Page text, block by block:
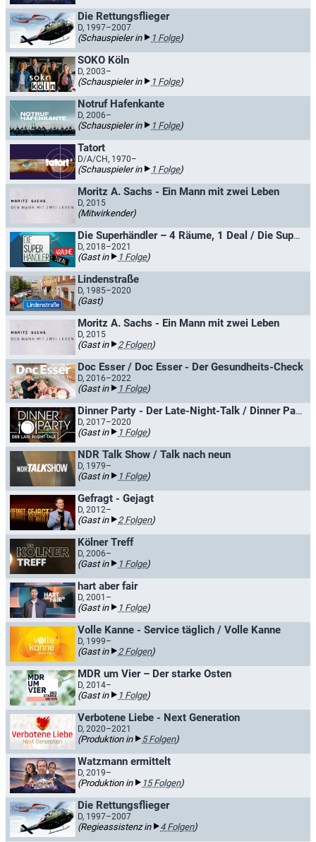
Die Rettungsflieger
D, 1997–2007
(Schauspieler in 1 Folge)
SOKO Köln
D, 2003–
(Schauspieler in 1 Folge)
Notruf Hafenkante
D, 2006–
(Schauspieler in 1 Folge)
Tatort
D/A/CH, 1970–
(Schauspieler in 1 Folge)
Moritz A. Sachs - Ein Mann mit zwei Leben
D, 2015
(Mitwirkender)
Die Superhändler – 4 Räume, 1 Deal / Die Superhändler XXL
D, 2018–2021
(Gast in 1 Folge)
Lindenstraße
D, 1985–2020
(Gast)
Moritz A. Sachs - Ein Mann mit zwei Leben
D, 2015
(Gast in 2 Folgen)
Doc Esser / Doc Esser - Der Gesundheits-Check
D, 2016–2022
(Gast in 1 Folge)
Dinner Party - Der Late-Night-Talk / Dinner Party - Marlene lädt zum Talk
D, 2017–2020
(Gast in 1 Folge)
NDR Talk Show / Talk nach neun
D, 1979–
(Gast in 1 Folge)
Gefragt - Gejagt
D, 2012–
(Gast in 2 Folgen)
Kölner Treff
D, 2006–
(Gast in 1 Folge)
hart aber fair
D, 2001–
(Gast in 1 Folge)
Volle Kanne - Service täglich / Volle Kanne
D, 1999–
(Gast in 2 Folgen)
MDR um Vier – Der starke Osten
D, 2014–
(Gast in 1 Folge)
Verbotene Liebe - Next Generation
D, 2020–2021
(Produktion in 5 Folgen)
Watzmann ermittelt
D, 2019–
(Produktion in 15 Folgen)
Die Rettungsflieger
D, 1997–2007
(Regieassistenz in 4 Folgen)